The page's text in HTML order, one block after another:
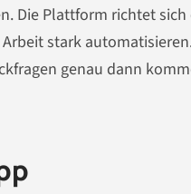
Die Plattform richtet sich
stark
genau dann